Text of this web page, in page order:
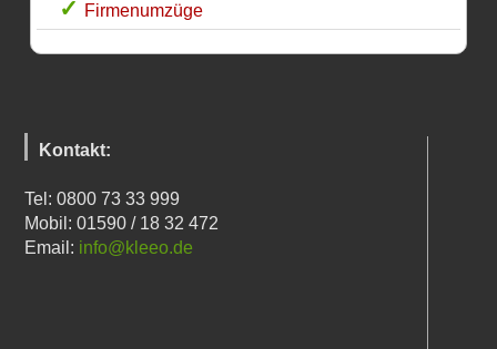
Firmenumzüge
Kontakt:
Tel: 0800 73 33 999
Mobil: 01590 / 18 32 472
Email: info@kleeo.de